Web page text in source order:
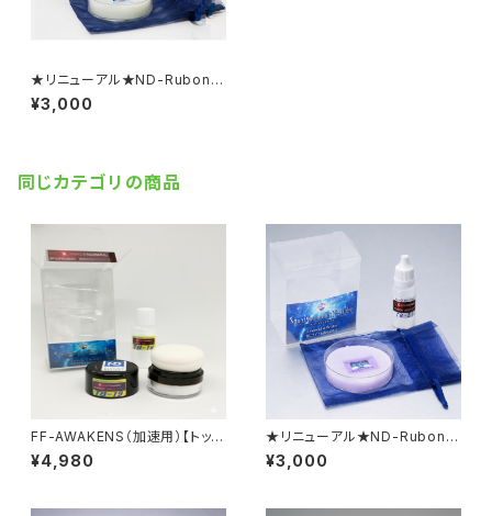
★リニューアル★ND-RubonW
AX ColdSnow （極寒・あられ
雪）【固形生塗+水系ﾘｷｯﾄﾞ】
¥3,000
同じカテゴリの商品
FF-AWAKENS（加速用）【トップ
パウダー】
¥4,980
★リニューアル★ND-RubonW
AX AllRound （全天候）【固
形生塗＋加速パウダー】
¥3,000